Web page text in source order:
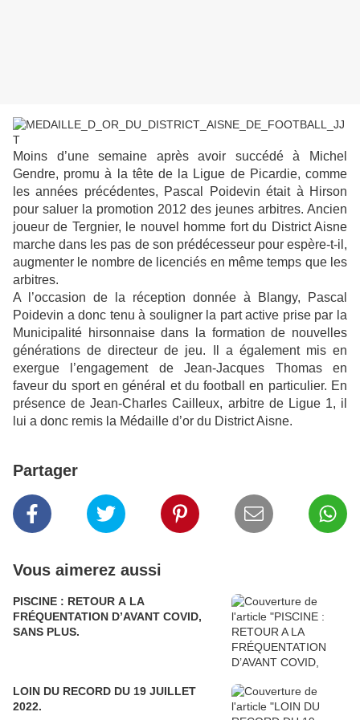
Moins d’une semaine après avoir succédé à Michel
Gendre, promu à la tête de la Ligue de Picardie, comme
les années précédentes, Pascal Poidevin était à Hirson
pour saluer la promotion 2012 des jeunes arbitres. Ancien
joueur de Tergnier, le nouvel homme fort du District Aisne
marche dans les pas de son prédécesseur pour espère-t-il,
augmenter le nombre de licenciés en même temps que les
arbitres.
A l’occasion de la réception donnée à Blangy, Pascal
Poidevin a donc tenu à souligner la part active prise par la
Municipalité hirsonnaise dans la formation de nouvelles
générations de directeur de jeu. Il a également mis en
exergue l’engagement de Jean-Jacques Thomas en
faveur du sport en général et du football en particulier. En
présence de Jean-Charles Cailleux, arbitre de Ligue 1, il
lui a donc remis la Médaille d’or du District Aisne.
Partager
Vous aimerez aussi
PISCINE : RETOUR A LA
FRÉQUENTATION D’AVANT COVID,
SANS PLUS.
LOIN DU RECORD DU 19 JUILLET
2022.